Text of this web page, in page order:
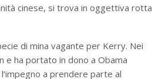
cinese, si trova in oggettiva rotta
di mina vagante per Kerry. Nei
e ha portato in dono a Obama
a prendere parte al